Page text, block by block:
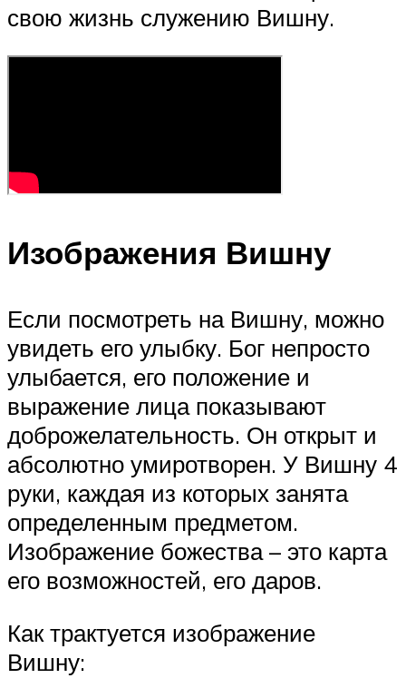
свою жизнь служению Вишну.
Изображения Вишну
Если посмотреть на Вишну, можно
увидеть его улыбку. Бог непросто
улыбается, его положение и
выражение лица показывают
доброжелательность. Он открыт и
абсолютно умиротворен. У Вишну 4
руки, каждая из которых занята
определенным предметом.
Изображение божества – это карта
его возможностей, его даров.
Как трактуется изображение
Вишну: